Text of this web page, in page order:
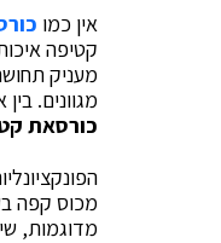
אין כמו
קטיפה
מעניק
מגוונים.
כורסאת
מכוס קפה
מדוגמות,